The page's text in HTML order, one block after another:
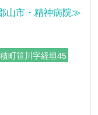
市・精神病院≫
町笹川字経坦45